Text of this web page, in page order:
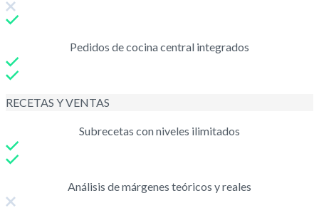
Pedidos de cocina central integrados
RECETAS Y VENTAS
Subrecetas con niveles ilimitados
Análisis de márgenes teóricos y reales